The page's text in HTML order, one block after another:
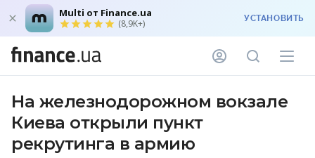
Multi от Finance.ua
(8,9K+) УСТАНОВИТЬ
На железнодорожном вокзале
Киева открыли пункт
рекрутинга в армию